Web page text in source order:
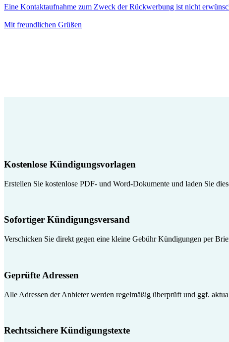
Eine Kontaktaufnahme zum Zweck der Rückwerbung ist nicht
Mit freundlichen Grüßen
Kostenlose Kündigungsvorlagen
Erstellen Sie kostenlose PDF- und Word-Dokumente und laden Sie
Sofortiger Kündigungsversand
Verschicken Sie direkt gegen eine kleine Gebühr Kündigungen per
Geprüfte Adressen
Alle Adressen der Anbieter werden regelmäßig überprüft und ggf.
Rechtssichere Kündigungstexte